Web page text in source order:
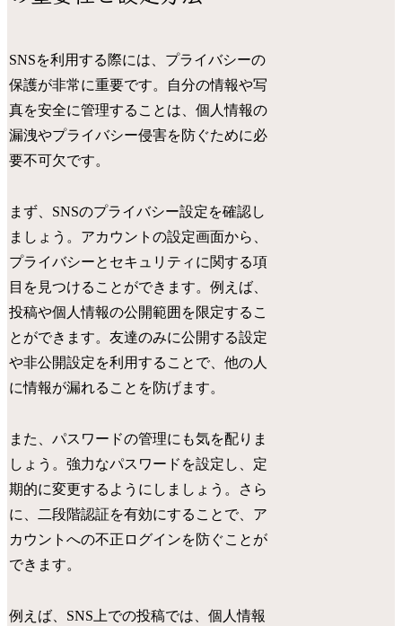
SNSを利用する際には、プライバシーの
保護が非常に重要です。自分の情報や写
真を安全に管理することは、個人情報の
漏洩やプライバシー侵害を防ぐために必
要不可欠です。
まず、SNSのプライバシー設定を確認し
ましょう。アカウントの設定画面から、
プライバシーとセキュリティに関する項
目を見つけることができます。例えば、
投稿や個人情報の公開範囲を限定するこ
とができます。友達のみに公開する設定
や非公開設定を利用することで、他の人
に情報が漏れることを防げます。
また、パスワードの管理にも気を配りま
しょう。強力なパスワードを設定し、定
期的に変更するようにしましょう。さら
に、二段階認証を有効にすることで、ア
カウントへの不正ログインを防ぐことが
できます。
例えば、SNS上での投稿では、個人情報